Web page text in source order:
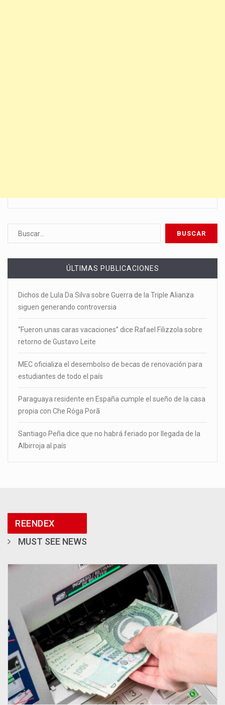
ÚLTIMAS PUBLICACIONES
Dichos de Lula Da Silva sobre Guerra de la Triple Alianza
siguen generando controversia
“Fueron unas caras vacaciones” dice Rafael Filizzola sobre
retorno de Gustavo Leite
MEC oficializa el desembolso de becas de renovación para
estudiantes de todo el país
Paraguaya residente en España cumple el sueño de la casa
propia con Che Róga Porã
Santiago Peña dice que no habrá feriado por llegada de la
Albirroja al país
REENDEX
MUST SEE NEWS